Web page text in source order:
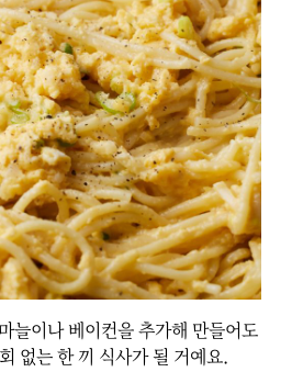
늘이나 베이컨을 추가해 만들어도
없는 한 끼 식사가 될 거예요.